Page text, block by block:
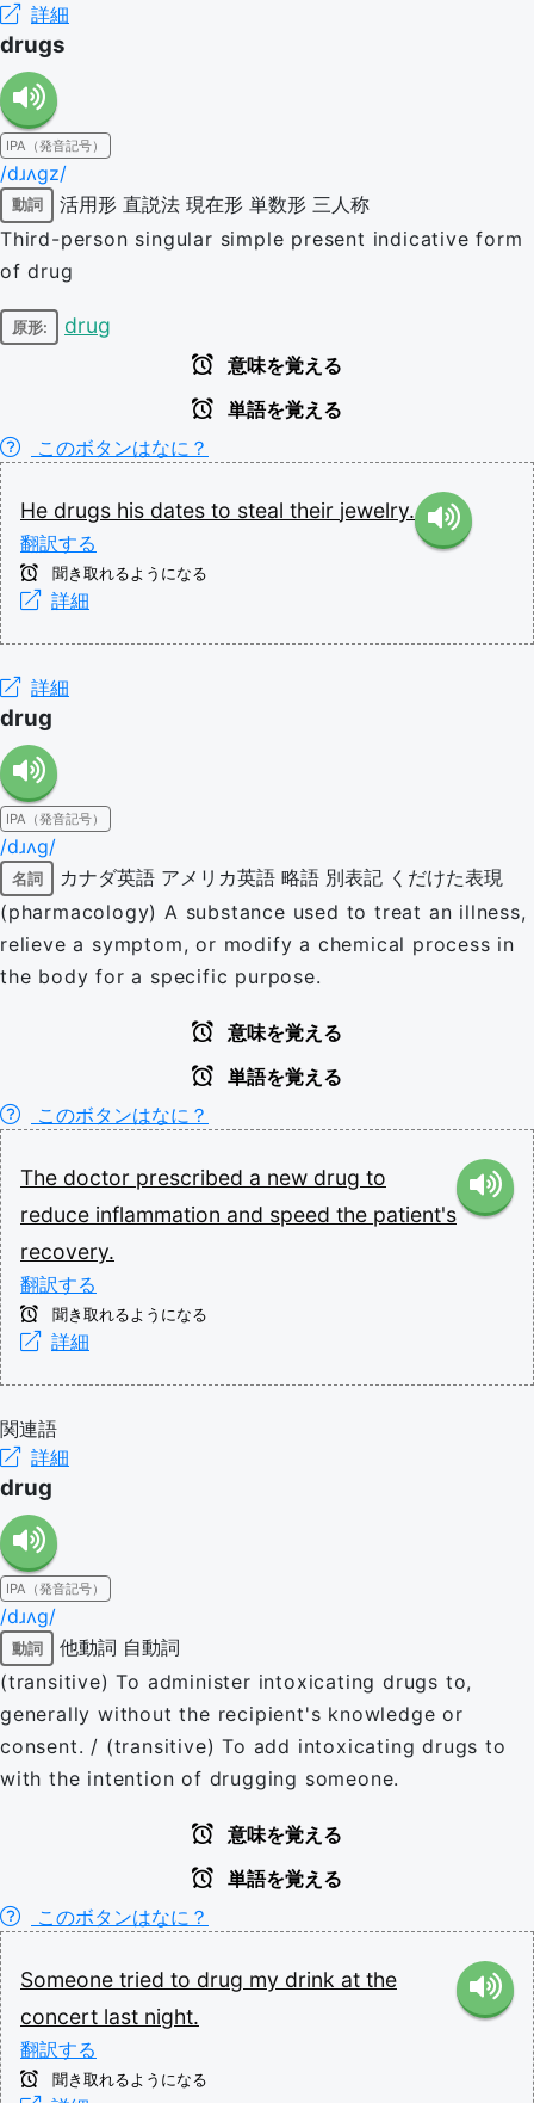
詳細
drugs
IPA（発音記号）
/dɹʌɡz/
動詞 活用形 直説法 現在形 単数形 三人称
Third-person singular simple present indicative form
of drug
原形: drug
意味を覚える
単語を覚える
このボタンはなに？
He drugs his dates to steal their jewelry.
翻訳する
聞き取れるようになる
詳細
詳細
drug
IPA（発音記号）
/dɹʌɡ/
名詞 カナダ英語 アメリカ英語 略語 別表記 くだけた表現
(pharmacology) A substance used to treat an illness,
relieve a symptom, or modify a chemical process in
the body for a specific purpose.
意味を覚える
単語を覚える
このボタンはなに？
The doctor prescribed a new drug to
reduce inflammation and speed the patient's
recovery.
翻訳する
聞き取れるようになる
詳細
関連語
詳細
drug
IPA（発音記号）
/dɹʌɡ/
動詞 他動詞 自動詞
(transitive) To administer intoxicating drugs to,
generally without the recipient's knowledge or
consent. / (transitive) To add intoxicating drugs to
with the intention of drugging someone.
意味を覚える
単語を覚える
このボタンはなに？
Someone tried to drug my drink at the
concert last night.
翻訳する
聞き取れるようになる